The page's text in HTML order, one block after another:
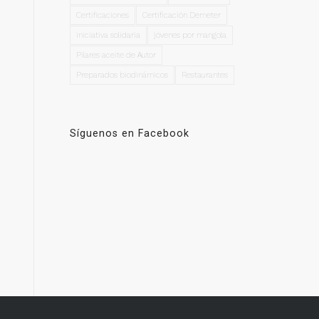
Certificaciones Certificación Demeter
iniciativa solidaria jóvenes por mangola
Pilares aceite de Autor
Preparados biodinámicos Restaurantes
Síguenos en Facebook